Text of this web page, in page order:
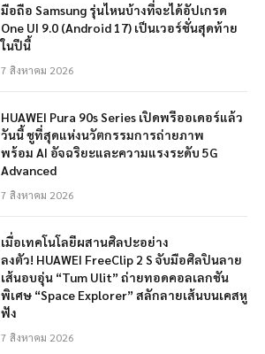
มือถือ Samsung รุ่นไหนบ้างที่จะได้อัปเกรด
One UI 9.0 (Android 17) เป็นเวอร์ชั่นสุดท้าย
ในปีนี้
7 สิงหาคม 2026
HUAWEI Pura 90s Series เปิดพรีออเดอร์แล้ว
วันนี้ ชูที่สุดแห่งนวัตกรรมการถ่ายภาพ
พร้อม AI อัจฉริยะและความแรงระดับ 5G
Advanced
7 สิงหาคม 2026
เมื่อเทคโนโลยีผสานศิลปะอย่าง
ลงตัว! HUAWEI FreeClip 2 S จับมือศิลปินลาย
เส้นอบอุ่น “Tum Ulit” ถ่ายทอดคอลเลกชัน
พิเศษ “Space Explorer” สลักลายเส้นบนเคสหู
ฟัง
7 สิงหาคม 2026